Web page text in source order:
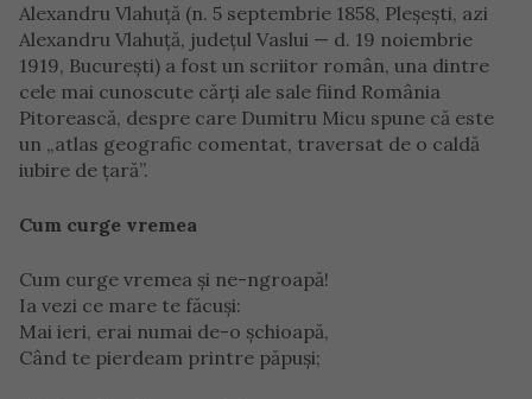
Alexandru Vlahuță (n. 5 septembrie 1858, Pleșești, azi
Alexandru Vlahuță, județul Vaslui — d. 19 noiembrie
1919, București) a fost un scriitor român, una dintre
cele mai cunoscute cărți ale sale fiind România
Pitorească, despre care Dumitru Micu spune că este
un „atlas geografic comentat, traversat de o caldă
iubire de țară”.
Cum curge vremea
Cum curge vremea şi ne-ngroapă!
Ia vezi ce mare te făcuşi:
Mai ieri, erai numai de-o şchioapă,
Când te pierdeam printre păpuşi;